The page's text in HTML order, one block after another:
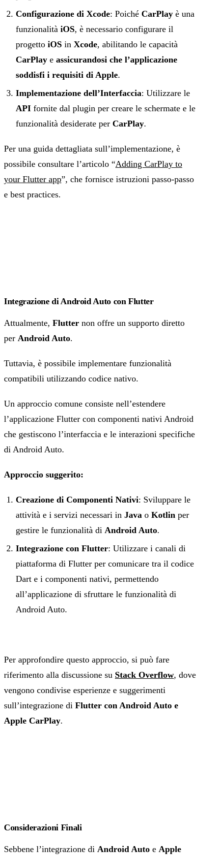
Configurazione di Xcode: Poiché CarPlay è una
funzionalità iOS, è necessario configurare il
progetto iOS in Xcode, abilitando le capacità
CarPlay e assicurandosi che l’applicazione
soddisfi i requisiti di Apple.
Implementazione dell’Interfaccia: Utilizzare le
API fornite dal plugin per creare le schermate e le
funzionalità desiderate per CarPlay.
Per una guida dettagliata sull’implementazione, è
possibile consultare l’articolo “Adding CarPlay to
your Flutter app”, che fornisce istruzioni passo-passo
e best practices.
Integrazione di Android Auto con Flutter
Attualmente, Flutter non offre un supporto diretto
per Android Auto.
Tuttavia, è possibile implementare funzionalità
compatibili utilizzando codice nativo.
Un approccio comune consiste nell’estendere
l’applicazione Flutter con componenti nativi Android
che gestiscono l’interfaccia e le interazioni specifiche
di Android Auto.
Approccio suggerito:
Creazione di Componenti Nativi: Sviluppare le
attività e i servizi necessari in Java o Kotlin per
gestire le funzionalità di Android Auto.
Integrazione con Flutter: Utilizzare i canali di
piattaforma di Flutter per comunicare tra il codice
Dart e i componenti nativi, permettendo
all’applicazione di sfruttare le funzionalità di
Android Auto.
Per approfondire questo approccio, si può fare
riferimento alla discussione su Stack Overflow, dove
vengono condivise esperienze e suggerimenti
sull’integrazione di Flutter con Android Auto e
Apple CarPlay.
Considerazioni Finali
Sebbene l’integrazione di Android Auto e Apple